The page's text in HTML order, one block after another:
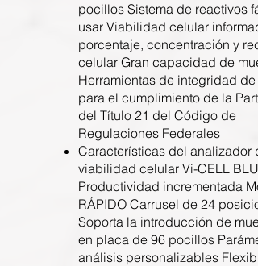
pocillos Sistema de reactivos
usar Viabilidad celular
porcentaje, concentración y
celular Gran capacidad de
Herramientas de integridad de
para el cumplimiento de la
del Título 21 del Código de
Regulaciones Federales
Características del analizador
viabilidad celular Vi-CELL BLU
Productividad incrementada
RÁPIDO Carrusel de 24
Soporta la introducción de
en placa de 96 pocillos
análisis personalizables